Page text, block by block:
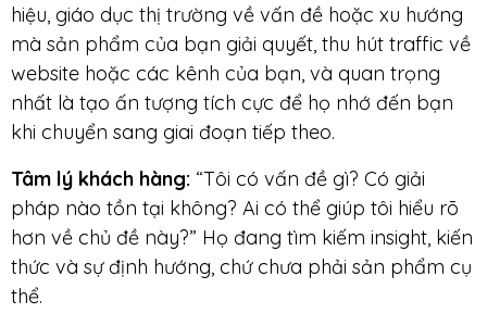
hiệu, giáo dục thị trường về vấn đề hoặc xu hướng
mà sản phẩm của bạn giải quyết, thu hút traffic về
website hoặc các kênh của bạn, và quan trọng
nhất là tạo ấn tượng tích cực để họ nhớ đến bạn
khi chuyển sang giai đoạn tiếp theo.
Tâm lý khách hàng: “Tôi có vấn đề gì? Có giải
pháp nào tồn tại không? Ai có thể giúp tôi hiểu rõ
hơn về chủ đề này?” Họ đang tìm kiếm insight, kiến
thức và sự định hướng, chứ chưa phải sản phẩm cụ
thể.